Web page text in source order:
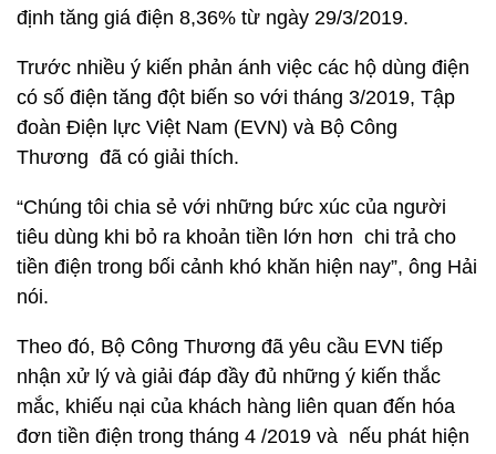
định tăng giá điện 8,36% từ ngày 29/3/2019.
Trước nhiều ý kiến phản ánh việc các hộ dùng điện
có số điện tăng đột biến so với tháng 3/2019, Tập
đoàn Điện lực Việt Nam (EVN) và Bộ Công
Thương đã có giải thích.
“Chúng tôi chia sẻ với những bức xúc của người
tiêu dùng khi bỏ ra khoản tiền lớn hơn chi trả cho
tiền điện trong bối cảnh khó khăn hiện nay”, ông Hải
nói.
Theo đó, Bộ Công Thương đã yêu cầu EVN tiếp
nhận xử lý và giải đáp đầy đủ những ý kiến thắc
mắc, khiếu nại của khách hàng liên quan đến hóa
đơn tiền điện trong tháng 4 /2019 và nếu phát hiện